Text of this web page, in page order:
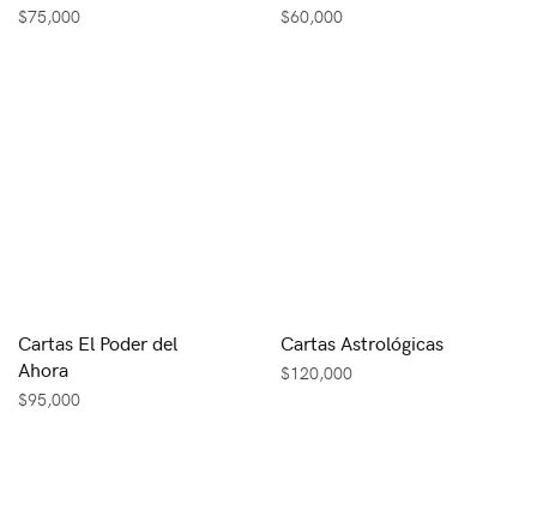
$75,000 $60,000
Cartas El Poder del
Ahora
$95,000
Cartas Astrológicas
$120,000